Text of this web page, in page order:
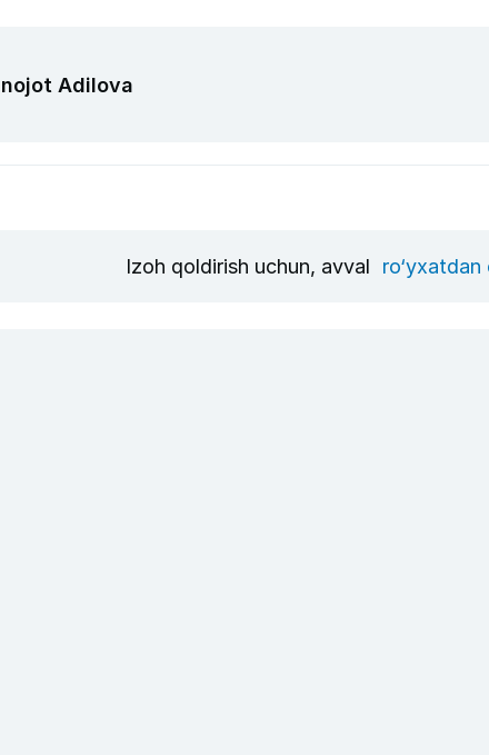
Adilova
Izoh qoldirish uchun, avval ro‘yxatdan